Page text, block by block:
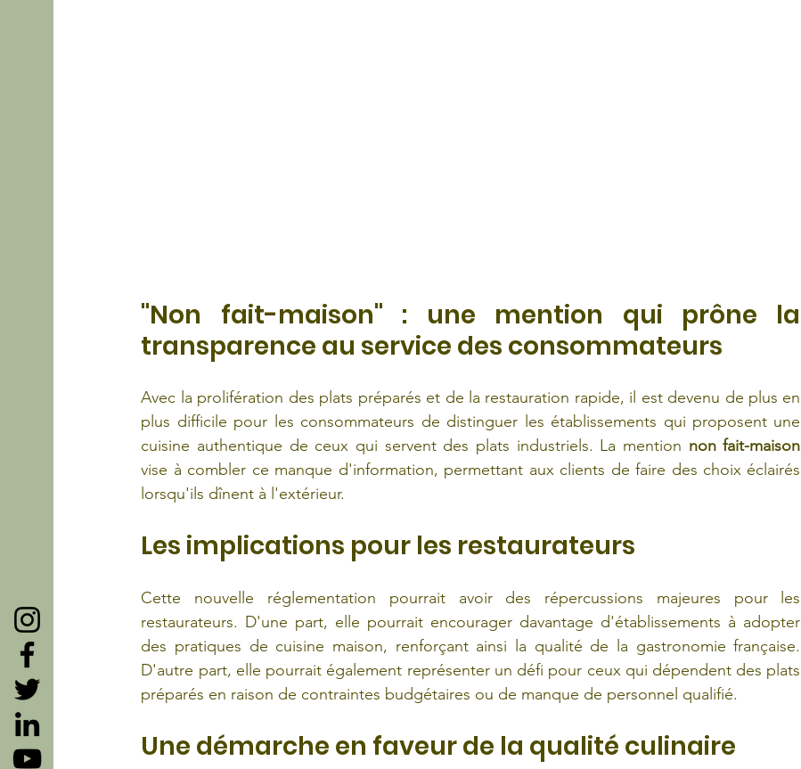
"Non fait-maison" : une mention qui prône la
transparence au service des consommateurs
Avec la prolifération des plats préparés et de la restauration rapide, il est devenu de plus en
plus difficile pour les consommateurs de distinguer les établissements qui proposent une
cuisine authentique de ceux qui servent des plats industriels. La mention non fait-maison
vise à combler ce manque d'information, permettant aux clients de faire des choix éclairés
lorsqu'ils dînent à l'extérieur.
Les implications pour les restaurateurs
Cette nouvelle réglementation pourrait avoir des répercussions majeures pour les
restaurateurs. D'une part, elle pourrait encourager davantage d'établissements à adopter
des pratiques de cuisine maison, renforçant ainsi la qualité de la gastronomie française.
D'autre part, elle pourrait également représenter un défi pour ceux qui dépendent des plats
préparés en raison de contraintes budgétaires ou de manque de personnel qualifié.
Une démarche en faveur de la qualité culinaire